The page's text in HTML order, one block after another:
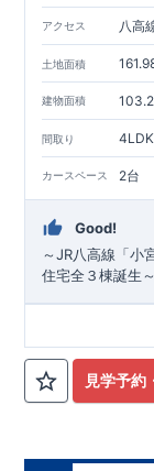
アクセス 八高
土地面積
建物面積
間取り 4LDK
カースペース 2台
Good!
～JR八高線「小
住宅全３棟誕生～
見学予約